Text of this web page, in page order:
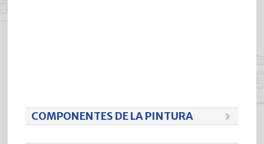
COMPONENTES DE LA PINTURA